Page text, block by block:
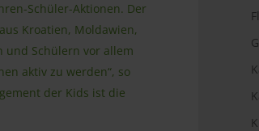
Schüler-Aktionen. Der
Kroatien, Moldawien,
und Schülern vor allem
aktiv zu werden“, so
der Kids ist die